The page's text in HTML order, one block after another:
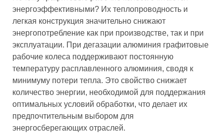
энергоэффективными? Их теплопроводность и
легкая конструкция значительно снижают
энергопотребление как при производстве, так и при
эксплуатации. При дегазации алюминия графитовые
рабочие колеса поддерживают постоянную
температуру расплавленного алюминия, сводя к
минимуму потери тепла. Это свойство снижает
количество энергии, необходимой для поддержания
оптимальных условий обработки, что делает их
предпочтительным выбором для
энергосберегающих отраслей.